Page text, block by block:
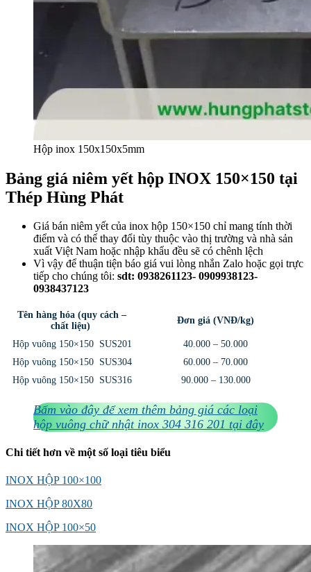
Hộp inox 150x150x5mm
Bảng giá niêm yết hộp INOX 150×150 tại
Thép Hùng Phát
Giá bán niêm yết của inox hộp 150×150 chỉ mang tính thời
điểm và có thể thay đổi tùy thuộc vào thị trường và nhà sản
xuất Việt Nam hoặc nhập khẩu đều sẽ có chênh lệch
Vì vậy để thuận tiện báo giá vui lòng nhắn Zalo hoặc gọi trực
tiếp cho chúng tôi: sdt: 0938261123- 0909938123-
0938437123
Tên hàng hóa (quy cách –
chất liệu)
Đơn giá (VNĐ/kg)
Hộp vuông 150×150 SUS201
40.000 – 50.000
Hộp vuông 150×150 SUS304
60.000 – 70.000
Hộp vuông 150×150 SUS316
90.000 – 130.000
Bấm vào đây để xem thêm bảng giá các loại
hộp vuông chữ nhật inox 304 316 201 tại đây
Chi tiết hơn về một số loại tiêu biểu
INOX HỘP 100×100
INOX HỘP 80X80
INOX HỘP 100×50